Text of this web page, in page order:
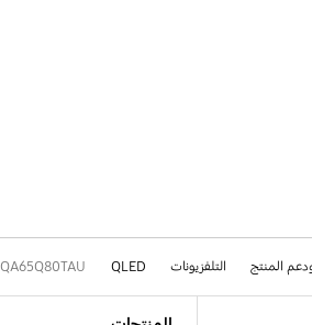
المنتج التلفزيونات QLED
QA65Q80TAU